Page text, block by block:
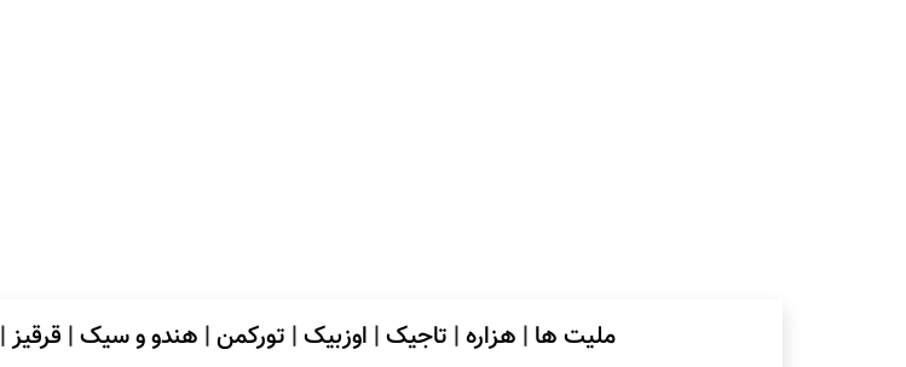
ملیت ها | هزاره| تاجیک| اوزبیک| تورکمن| هندو و سیک| قرقیز|